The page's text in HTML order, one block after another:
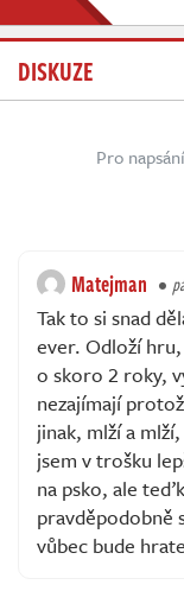
DISKUZE
Pro
Matejman
Tak to si snad
ever. Odloží
o skoro 2 roky,
nezajímají
jinak, mlží a
jsem v trošku
na psko, ale
pravděpodobně
vůbec bude